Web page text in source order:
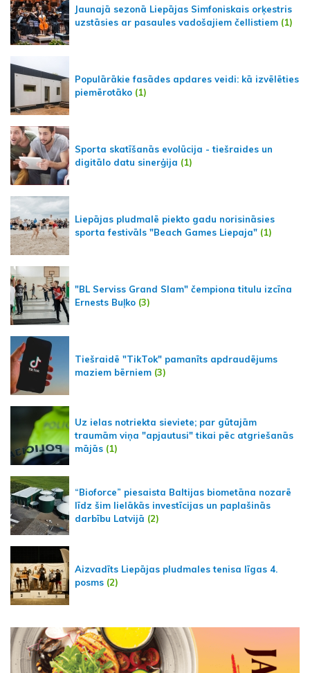
Jaunajā sezonā Liepājas Simfoniskais orķestris
uzstāsies ar pasaules vadošajiem čellistiem (1)
Populārākie fasādes apdares veidi: kā izvēlēties
piemērotāko (1)
Sporta skatīšanās evolūcija - tiešraides un
digitālo datu sinerģija (1)
Liepājas pludmalē piekto gadu norisināsies
sporta festivāls "Beach Games Liepaja" (1)
"BL Serviss Grand Slam" čempiona titulu izcīna
Ernests Buļko (3)
Tiešraidē "TikTok" pamanīts apdraudējums
maziem bērniem (3)
Uz ielas notriekta sieviete; par gūtajām
traumām viņa "apjautusi" tikai pēc atgriešanās
mājās (1)
“Bioforce” piesaista Baltijas biometāna nozarē
līdz šim lielākās investīcijas un paplašinās
darbību Latvijā (2)
Aizvadīts Liepājas pludmales tenisa līgas 4.
posms (2)